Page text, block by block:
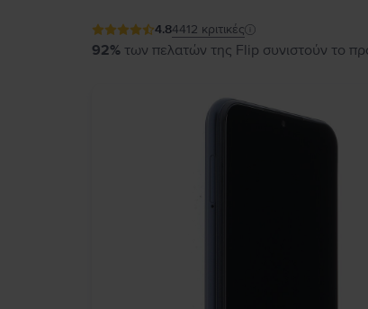
4.84412 κριτικές
92% των πελατών της Flip συνιστούν το